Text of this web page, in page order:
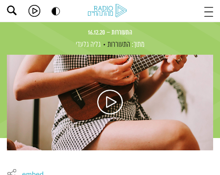
התעוררות – 16.12.20
מתוך: התעוררות גליה גלעדי